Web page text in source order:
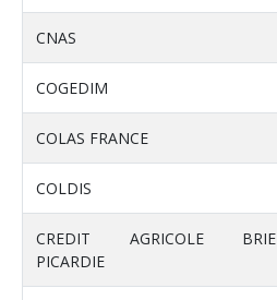
CNAS
COGEDIM
COLAS FRANCE
COLDIS
CREDIT AGRICOLE BRIE
PICARDIE